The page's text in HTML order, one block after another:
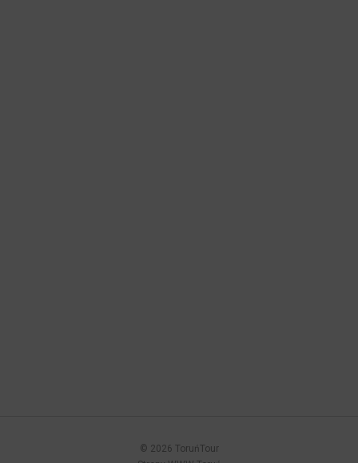
© 2026 ToruńTour